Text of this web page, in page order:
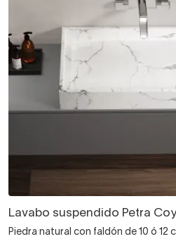
Lavabo suspendido Petra
Piedra natural con faldón de 10 ó 12